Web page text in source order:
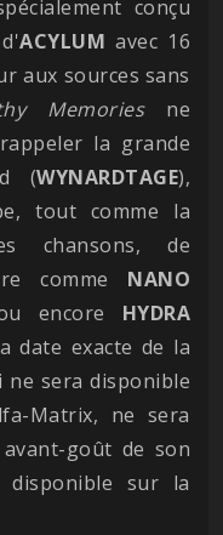
conçu
ACYLUM avec 16
aux sources sans
Memoriesne
la grande
(WYNARDTAGE),
tout comme la
chansons, de
comme NANO
encore HYDRA
date exacte de la
ne sera disponible
Matrix, ne sera
goût de son
sur la